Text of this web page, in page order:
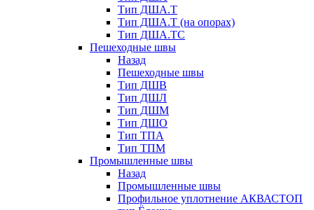
Тип ДША.Т
Тип ДША.Т (на опорах)
Тип ДША.ТС
Пешеходные швы
Назад
Пешеходные швы
Тип ДШВ
Тип ДШЛ
Тип ДШМ
Тип ДШО
Тип ТПА
Тип ТПМ
Промышленные швы
Назад
Промышленные швы
Профильное уплотнение АКВАСТОП